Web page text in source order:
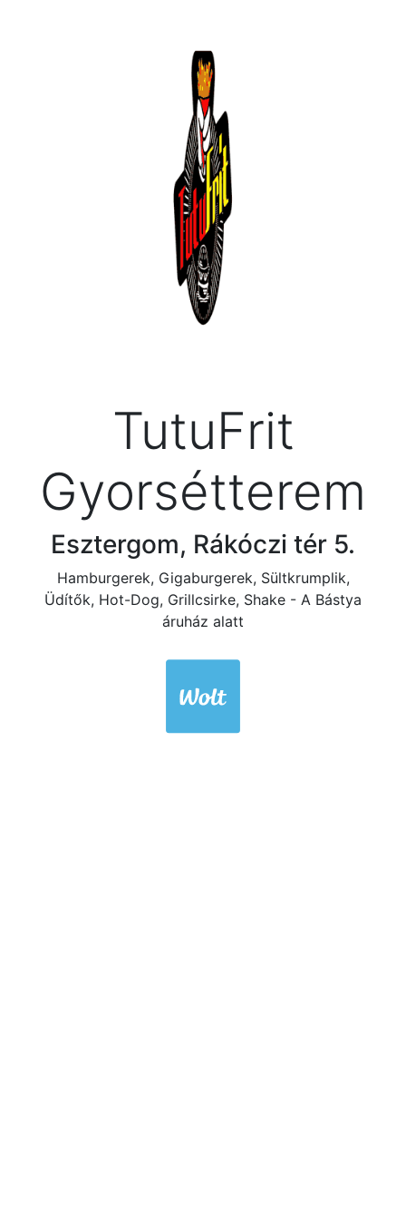
TutuFrit
Gyorsétterem
Esztergom, Rákóczi tér 5.
Hamburgerek, Gigaburgerek, Sültkrumplik,
Üdítők, Hot-Dog, Grillcsirke, Shake - A Bástya
áruház alatt